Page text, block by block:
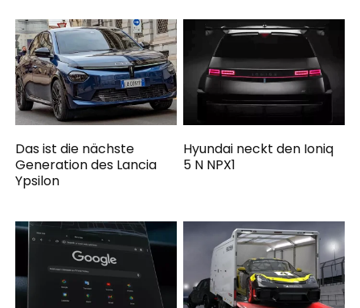
Das ist die nächste
Generation des Lancia
Ypsilon
Hyundai neckt den Ioniq
5 N NPX1